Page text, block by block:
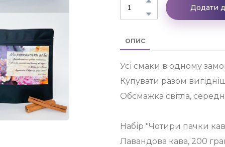
Додати
ОПИС
Усі смаки в одному
Купувати разом
Обсмажка світла,
Набір "Чотири пачки
Лавандова кава, 200